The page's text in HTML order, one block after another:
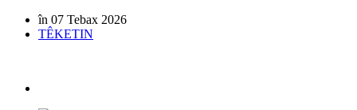
în 07 Tebax 2026
TÊKETIN